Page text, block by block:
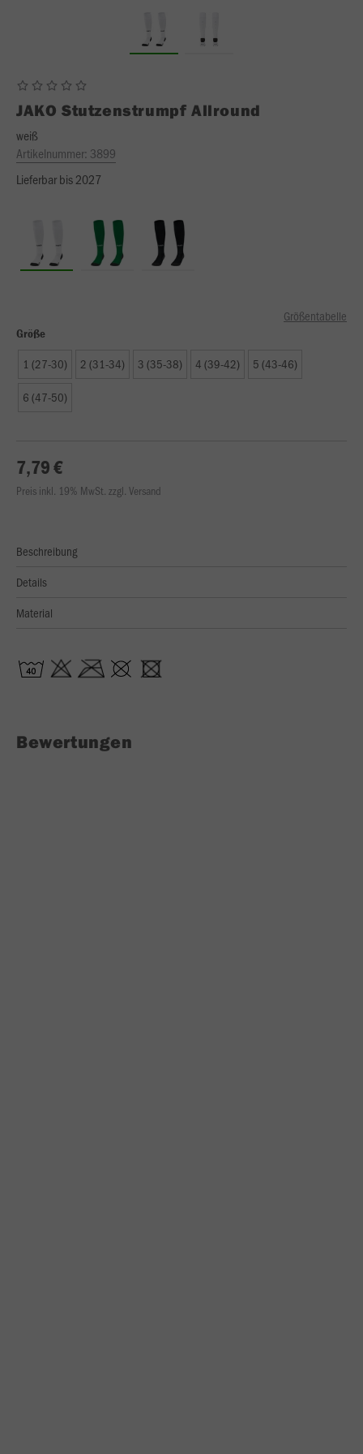
JAKO Stutzenstrumpf Allround
weiß
Artikelnummer: 3899
Lieferbar bis 2027
Größentabelle
Größe
1 (27-30) 2 (31-34) 3 (35-38) 4 (39-42) 5 (43-46)
6 (47-50)
7,79 €
Preis inkl. 19% MwSt. zzgl. Versand
Beschreibung
Details
Material
Bewertungen